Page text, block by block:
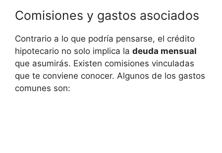
Comisiones y gastos asociados
Contrario a lo que podría pensarse, el crédito
hipotecario ⁤no solo implica la deuda mensual
que asumirás. Existen comisiones vinculadas⁤
que te conviene conocer. Algunos⁤ de los gastos
comunes son: